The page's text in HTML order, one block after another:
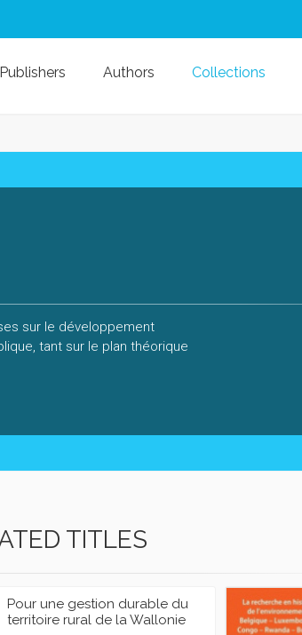
Publishers Authors Collections
sur le développement
tant sur le plan théorique
TITLES
Pour une gestion durable du
territoire rural de la Wallonie